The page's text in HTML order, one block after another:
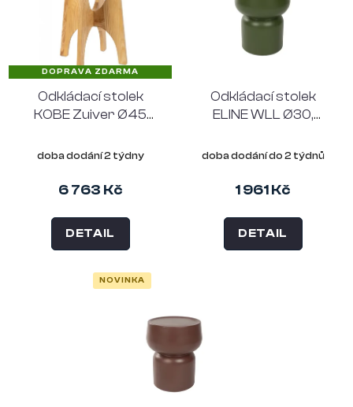
DOPRAVA ZDARMA
Odkládací stolek
KOBE Zuiver Ø45
čiré sklo
doba dodání 2 týdny
6 763 Kč
DETAIL
Odkládací stolek
ELINE WLL Ø30,
zelený
doba dodání do 2 týdnů
1 961 Kč
DETAIL
NOVINKA